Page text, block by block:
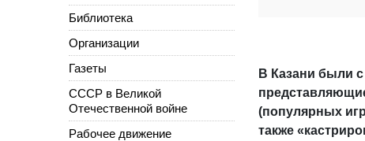
В Казани были
(популярных
также
Библиотека
Организации
Газеты
СССР в Великой
Отечественной войне
Рабочее движение